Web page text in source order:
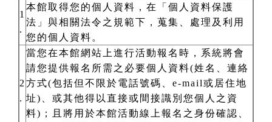
1
.
本館取得您的個人資料，在「個人資料保護
法」與相關法令之規範下，蒐集、處理及利用
您的個人資料。
2
.
當您在本館網站上進行活動報名時，系統將會
請您提供報名所需之必要個人資料(姓名、連絡
方式(包括但不限於電話號碼、e-mail或居住地
址)、或其他得以直接或間接識別您個人之資
料)；且將用於本館活動線上報名之身份確認、